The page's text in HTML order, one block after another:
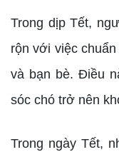
Trong dịp Tết,
rộn với việc
và bạn bè. Điều
sóc chó trở nên
Trong ngày Tết,